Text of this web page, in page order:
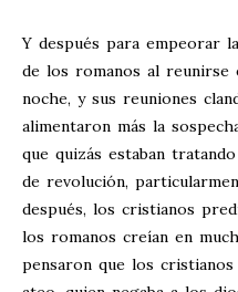
Y después para empeorar
de los romanos al
noche, y sus reuniones
alimentaron más la
que quizás estaban
de revolución,
después, los cristianos
los romanos creían en
pensaron que los